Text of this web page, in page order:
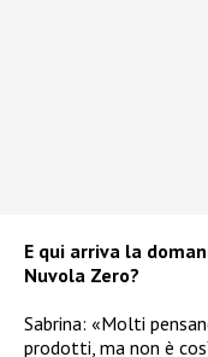
E qui arriva la
Nuvola Zero?
Sabrina: «Molti
prodotti, ma non è